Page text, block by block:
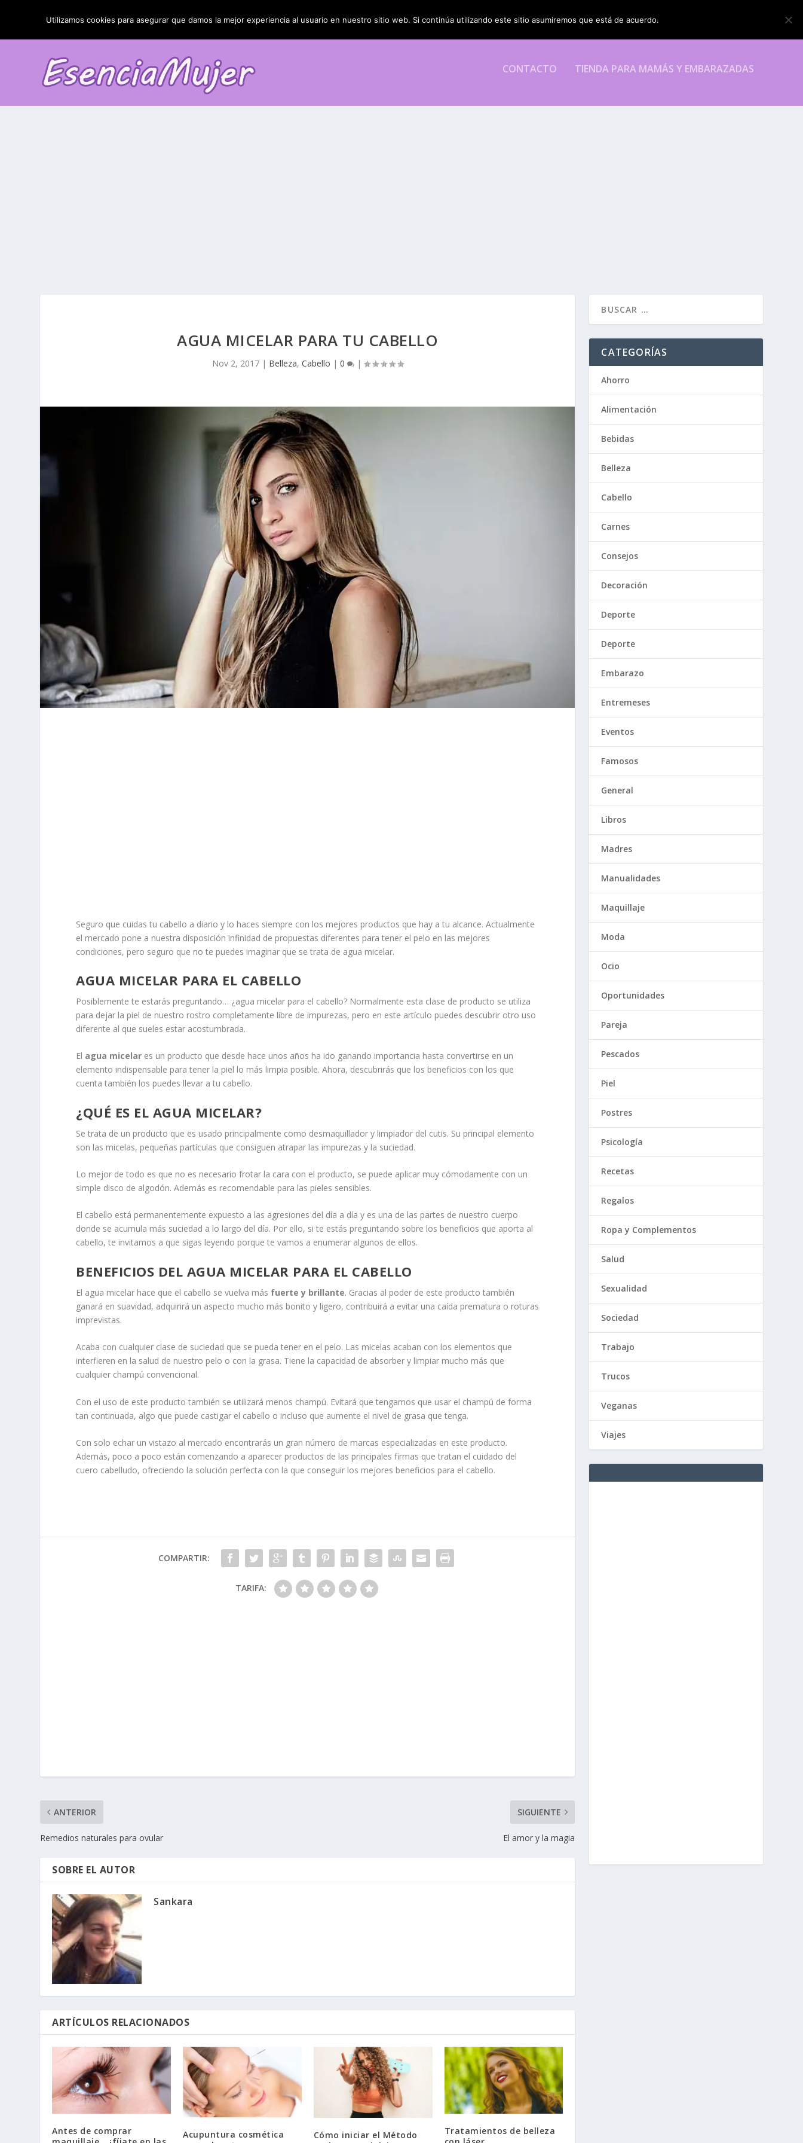
TENDENCIAS: La blefaroplastia y sus resultados
CONTACTO TIENDA PARA MAMÁS Y EMBARAZADAS
AGUA MICELAR PARA TU CABELLO
Nov 2, 2017| Belleza, Cabello | 0 |
Seguro que cuidas tu cabello a diario y lo haces siempre con los mejores productos que hay a tu alcance. Actualmente
el mercado pone a nuestra disposición infinidad de propuestas diferentes para tener el pelo en las mejores
condiciones, pero seguro que no te puedes imaginar que se trata de agua micelar.
AGUA MICELAR PARA EL CABELLO
Posiblemente te estarás preguntando… ¿agua micelar para el cabello? Normalmente esta clase de producto se utiliza
para dejar la piel de nuestro rostro completamente libre de impurezas, pero en este artículo puedes descubrir otro uso
diferente al que sueles estar acostumbrada.
El agua micelar es un producto que desde hace unos años ha ido ganando importancia hasta convertirse en un
elemento indispensable para tener la piel lo más limpia posible. Ahora, descubrirás que los beneficios con los que
cuenta también los puedes llevar a tu cabello.
¿QUÉ ES EL AGUA MICELAR?
Se trata de un producto que es usado principalmente como desmaquillador y limpiador del cutis. Su principal elemento
son las micelas, pequeñas partículas que consiguen atrapar las impurezas y la suciedad.
Lo mejor de todo es que no es necesario frotar la cara con el producto, se puede aplicar muy cómodamente con un
simple disco de algodón. Además es recomendable para las pieles sensibles.
El cabello está permanentemente expuesto a las agresiones del día a día y es una de las partes de nuestro cuerpo
donde se acumula más suciedad a lo largo del día. Por ello, si te estás preguntando sobre los beneficios que aporta al
cabello, te invitamos a que sigas leyendo porque te vamos a enumerar algunos de ellos.
BENEFICIOS DEL AGUA MICELAR PARA EL CABELLO
El agua micelar hace que el cabello se vuelva más fuerte y brillante. Gracias al poder de este producto también
ganará en suavidad, adquirirá un aspecto mucho más bonito y ligero, contribuirá a evitar una caída prematura o roturas
imprevistas.
Acaba con cualquier clase de suciedad que se pueda tener en el pelo. Las micelas acaban con los elementos que
interfieren en la salud de nuestro pelo o con la grasa. Tiene la capacidad de absorber y limpiar mucho más que
cualquier champú convencional.
Con el uso de este producto también se utilizará menos champú. Evitará que tengamos que usar el champú de forma
tan continuada, algo que puede castigar el cabello o incluso que aumente el nivel de grasa que tenga.
Con solo echar un vistazo al mercado encontrarás un gran número de marcas especializadas en este producto.
Además, poco a poco están comenzando a aparecer productos de las principales firmas que tratan el cuidado del
cuero cabelludo, ofreciendo la solución perfecta con la que conseguir los mejores beneficios para el cabello.
COMPARTIR:
TARIFA:
ANTERIOR
Remedios naturales para ovular
SIGUIENTE
El amor y la magia
SOBRE EL AUTOR
Sankara
ARTÍCULOS RELACIONADOS
Antes de comprar
Acupuntura cosmética
Cómo iniciar el Método
Tratamientos de belleza
CATEGORÍAS
Ahorro
Alimentación
Bebidas
Belleza
Cabello
Carnes
Consejos
Decoración
Deporte
Deporte
Embarazo
Entremeses
Eventos
Famosos
General
Libros
Madres
Manualidades
Maquillaje
Moda
Ocio
Oportunidades
Pareja
Pescados
Piel
Postres
Psicología
Recetas
Regalos
Ropa y Complementos
Salud
Sexualidad
Sociedad
Trabajo
Trucos
Veganas
Viajes
Utilizamos cookies para asegurar que damos la mejor experiencia al usuario en nuestro sitio web. Si continúa utilizando este sitio asumiremos que está de acuerdo.